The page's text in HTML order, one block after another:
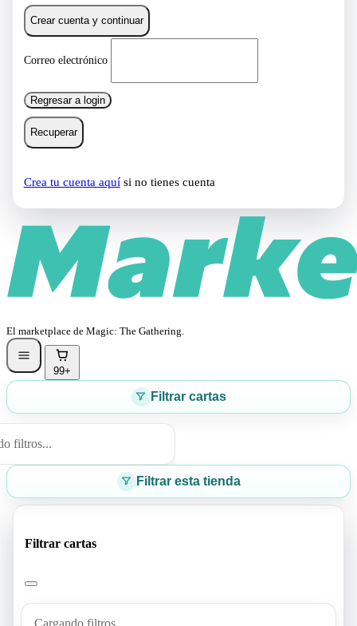
Crear cuenta y continuar
Correo electrónico
Regresar a login
Recuperar
Crea tu cuenta aquísi no tienes cuenta
El marketplace de Magic: The Gathering.
99+
Filtrar cartas
filtros...
Filtrar esta tienda
Filtrar cartas